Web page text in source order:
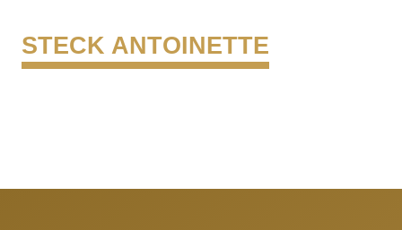
STECK ANTOINETTE